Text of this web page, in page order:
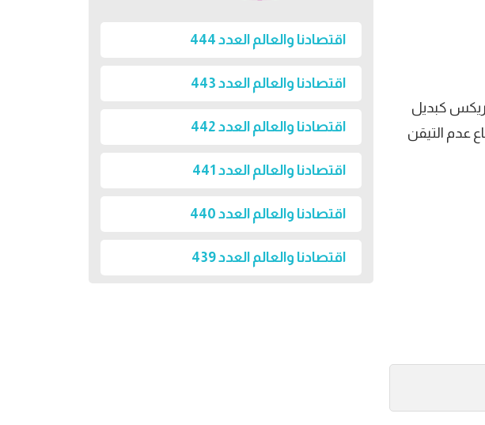
كبديل
عدم التيقن
اقتصادنا والعالم العدد 444
اقتصادنا والعالم العدد 443
اقتصادنا والعالم العدد 442
اقتصادنا والعالم العدد 441
اقتصادنا والعالم العدد 440
اقتصادنا والعالم العدد 439